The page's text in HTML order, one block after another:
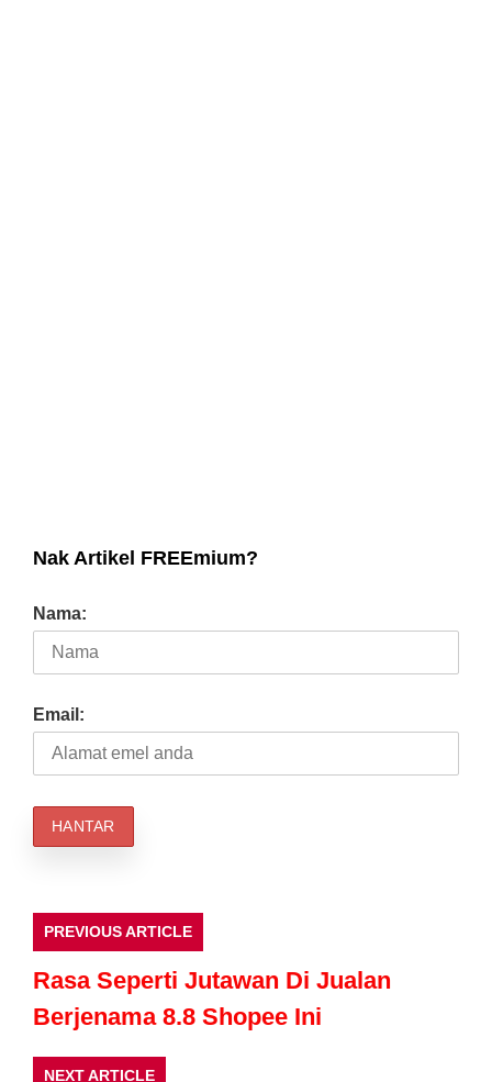
Nak Artikel FREEmium?
Nama:
Email:
PREVIOUS ARTICLE
Rasa Seperti Jutawan Di Jualan
Berjenama 8.8 Shopee Ini
NEXT ARTICLE